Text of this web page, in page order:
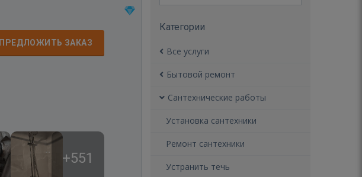
ПРЕДЛОЖИТЬ ЗАКАЗ
+551
Категории
Все услуги
Бытовой ремонт
Сантехнические работы
Установка сантехники
Ремонт сантехники
Устранить течь